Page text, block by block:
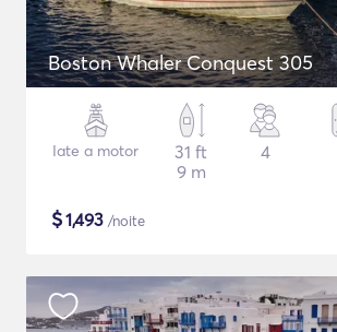
Boston Whaler Conquest 305
Iate a motor
31 ft
9 m
4
$1,493 /noite